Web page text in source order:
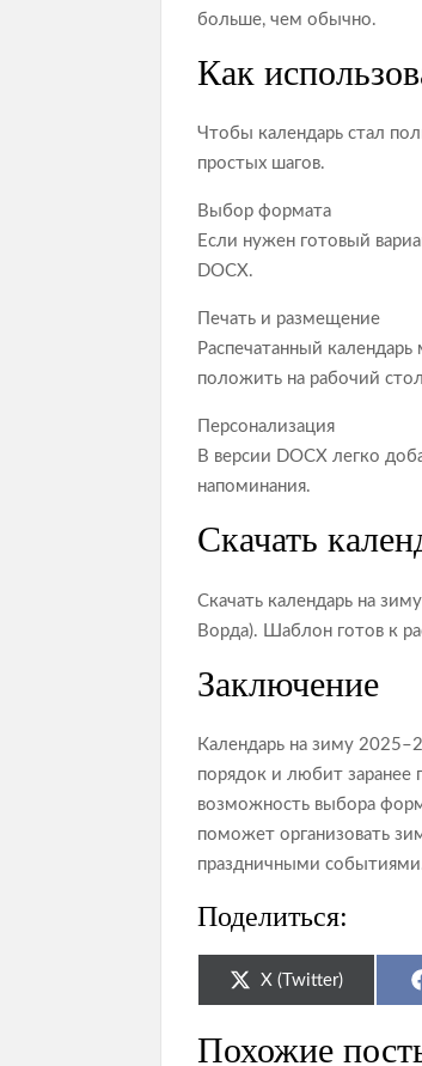
больше, чем обычно.
Как
Чтобы календарь стал
простых шагов.
Выбор формата
Если нужен готовый
DOCX.
Печать и размещение
Распечатанный
положить на рабочий
Персонализация
В версии DOCX легко
напоминания.
Скачать
Скачать календарь на
Ворда). Шаблон готов к
Заключение
Календарь на зиму
порядок и любит заранее
возможность выбора
поможет организовать
праздничными
Поделиться:
Share
X (Twitter)
Похожие